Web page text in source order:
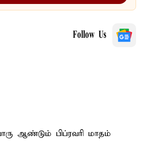
Follow Us
ஆண்டும் பிப்ரவரி மாதம்